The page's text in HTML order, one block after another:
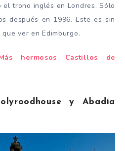
trono inglés en Londres. Sólo
después en 1996. Este es sin
ver en Edimburgo.
hermosos Castillos de
y Abadía